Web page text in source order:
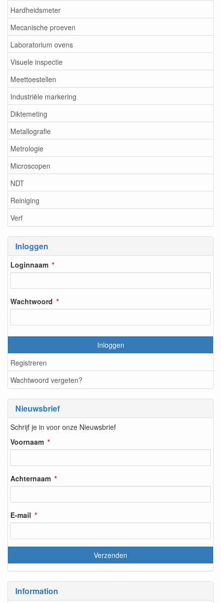
Hardheidsmeter
Mecanische proeven
Laboratorium ovens
Visuele inspectie
Meettoestellen
Industriële markering
Diktemeting
Metallografie
Metrologie
Microscopen
NDT
Reiniging
Verf
Inloggen
Loginnaam
Wachtwoord
Inloggen
Registreren
Wachtwoord vergeten?
Nieuwsbrief
Schrijf je in voor onze Nieuwsbrief
Voornaam
Achternaam
E-mail
Information